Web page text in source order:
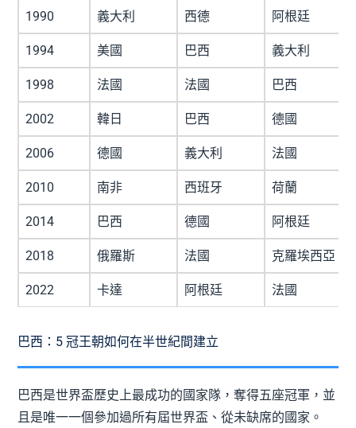
1990 義大利 西德 阿根廷
1994 美國 巴西 義大利
1998 法國 法國 巴西
2002 韓日 巴西 德國
2006 德國 義大利 法國
2010 南非 西班牙 荷蘭
2014 巴西 德國 阿根廷
2018 俄羅斯 法國 克羅埃西亞
2022 卡達 阿根廷 法國
巴西：5 冠王朝如何在半世紀間建立
巴西是世界盃歷史上最成功的國家隊，奪得五座冠軍，並
且是唯一一個參加過所有屆世界盃、從未缺席的國家。